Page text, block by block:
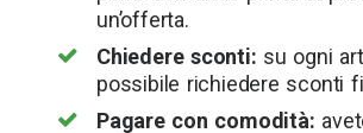
un’offerta.
Chiedere sconti: su ogni
possibile richiedere sconti
Pagare con comodità: